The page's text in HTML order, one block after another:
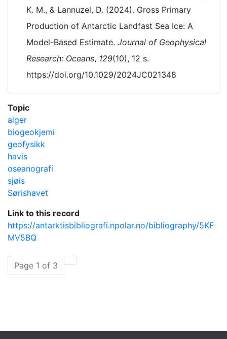
K. M., & Lannuzel, D. (2024). Gross Primary
Production of Antarctic Landfast Sea Ice: A
Model-Based Estimate. Journal of Geophysical
Research: Oceans, 129(10), 12 s.
https://doi.org/10.1029/2024JC021348
Topic
alger
biogeokjemi
geofysikk
havis
oseanografi
sjøis
Sørishavet
Link to this record
https://antarktisbibliografi.npolar.no/bibliography/5KF
MV5BQ
Page 1 of 3